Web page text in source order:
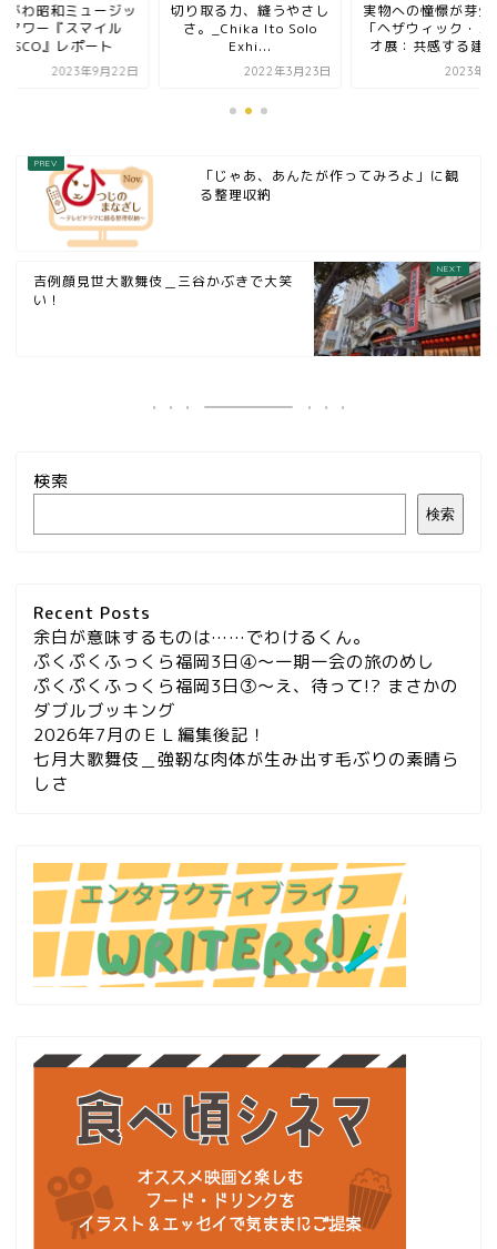
がわ昭和ミュージッ
アワー『スマイル
DISCO』レポート
2023年9月22日
切り取る力、縫うやさし
さ。_Chika Ito Solo
Exhi...
2022年3月23日
実物への憧憬が芽生
「ヘザウィック・ス
オ展：共感する建
2023年6
「じゃあ、あんたが作ってみろよ」に観
る整理収納
吉例顔見世大歌舞伎＿三谷かぶきで大笑
い！
検索
検索
Recent Posts
余白が意味するものは……でわけるくん。
ぷくぷくふっくら福岡3日④～一期一会の旅のめし
ぷくぷくふっくら福岡3日③～え、待って!? まさかの
ダブルブッキング
2026年7月のＥＬ編集後記！
七月大歌舞伎＿強靭な肉体が生み出す毛ぶりの素晴ら
しさ